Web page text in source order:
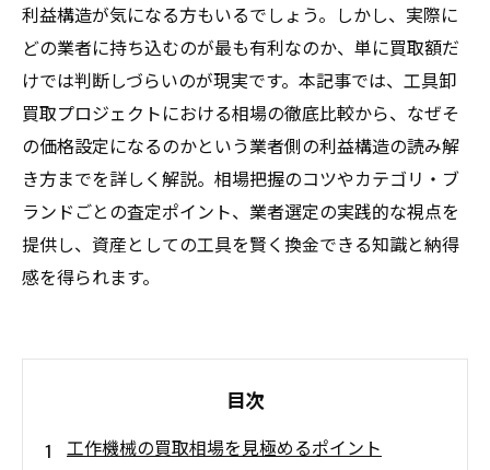
利益構造が気になる方もいるでしょう。しかし、実際に
どの業者に持ち込むのが最も有利なのか、単に買取額だ
けでは判断しづらいのが現実です。本記事では、工具卸
買取プロジェクトにおける相場の徹底比較から、なぜそ
の価格設定になるのかという業者側の利益構造の読み解
き方までを詳しく解説。相場把握のコツやカテゴリ・ブ
ランドごとの査定ポイント、業者選定の実践的な視点を
提供し、資産としての工具を賢く換金できる知識と納得
感を得られます。
目次
工作機械の買取相場を見極めるポイント